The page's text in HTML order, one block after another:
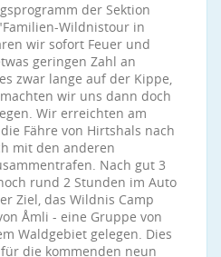
der Sektion
Wildnistour in
wir sofort Feuer und
geringen Zahl an
zwar lange auf der Kippe,
wir uns dann doch
Wir erreichten am
Fähre von Hirtshals nach
mit den anderen
Nach gut 3
rund 2 Stunden im Auto
Ziel, das Wildnis Camp
Åmli - eine Gruppe von
Waldgebiet gelegen. Dies
die kommenden neun